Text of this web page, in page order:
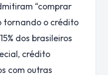
“comprar
tornando o crédito
dos brasileiros
crédito
com outras